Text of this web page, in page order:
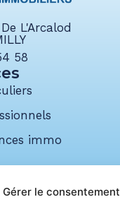
Gérer le consentement
L'Arcalod
58
immo